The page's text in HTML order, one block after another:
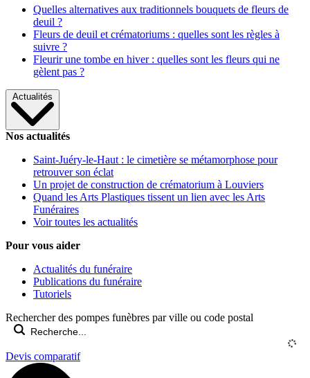
Quelles alternatives aux traditionnels bouquets de fleurs de
deuil ?
Fleurs de deuil et crématoriums : quelles sont les règles à
suivre ?
Fleurir une tombe en hiver : quelles sont les fleurs qui ne
gèlent pas ?
Actualités
Nos actualités
Saint-Juéry-le-Haut : le cimetière se métamorphose pour
retrouver son éclat
Un projet de construction de crématorium à Louviers
Quand les Arts Plastiques tissent un lien avec les Arts
Funéraires
Voir toutes les actualités
Pour vous aider
Actualités du funéraire
Publications du funéraire
Tutoriels
Rechercher des pompes funèbres par ville ou code postal
Devis comparatif